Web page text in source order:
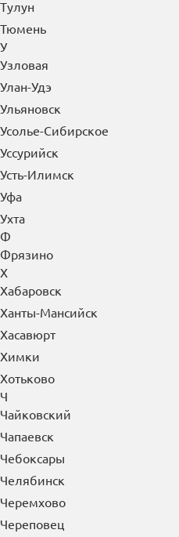
Тулун
Тюмень
У
Узловая
Улан-Удэ
Ульяновск
Усолье-Сибирское
Уссурийск
Усть-Илимск
Уфа
Ухта
Ф
Фрязино
Х
Хабаровск
Ханты-Мансийск
Хасавюрт
Химки
Хотьково
Ч
Чайковский
Чапаевск
Чебоксары
Челябинск
Черемхово
Череповец